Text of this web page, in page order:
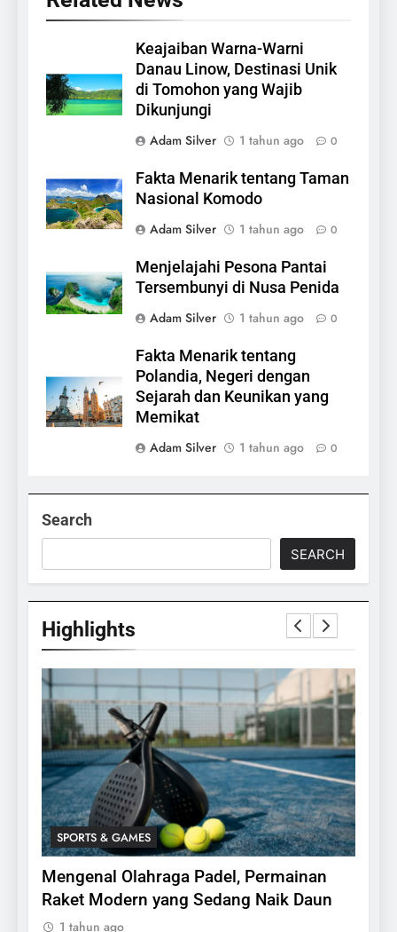
Keajaiban Warna-Warni
Danau Linow, Destinasi Unik
di Tomohon yang Wajib
Dikunjungi
Adam Silver
1 tahun ago 0
Fakta Menarik tentang Taman
Nasional Komodo
Adam Silver
1 tahun ago 0
Menjelajahi Pesona Pantai
Tersembunyi di Nusa Penida
Adam Silver
1 tahun ago 0
Fakta Menarik tentang
Polandia, Negeri dengan
Sejarah dan Keunikan yang
Memikat
Adam Silver
1 tahun ago 0
Search
SEARCH
Highlights
SPORTS & GAMES
Mengenal Olahraga Padel, Permainan
Raket Modern yang Sedang Naik Daun
1 tahun ago
24